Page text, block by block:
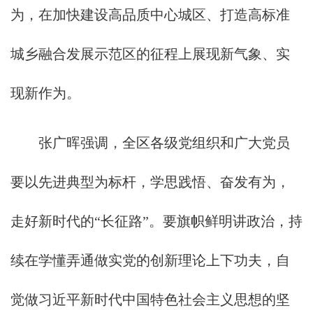
为，在加快建设高品质中心城区、打造高标准
城乡融合发展示范区的征程上展现新气象、实
现新作为。
张广晖强调，全区各级党组织和广大党员
要以先进典型为标杆，学思践悟、奋发有为，
走好新时代的“长征路”。要旗帜鲜明讲政治，持
续在学懂弄通做实党的创新理论上下功夫，自
觉做习近平新时代中国特色社会主义思想的坚